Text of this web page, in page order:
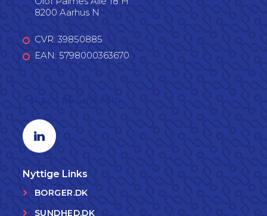
8200 Aarhus N
CVR: 39850885
EAN: 5798000363670
Linkedin profil
Nyttige Links
BORGER.DK
SUNDHED.DK